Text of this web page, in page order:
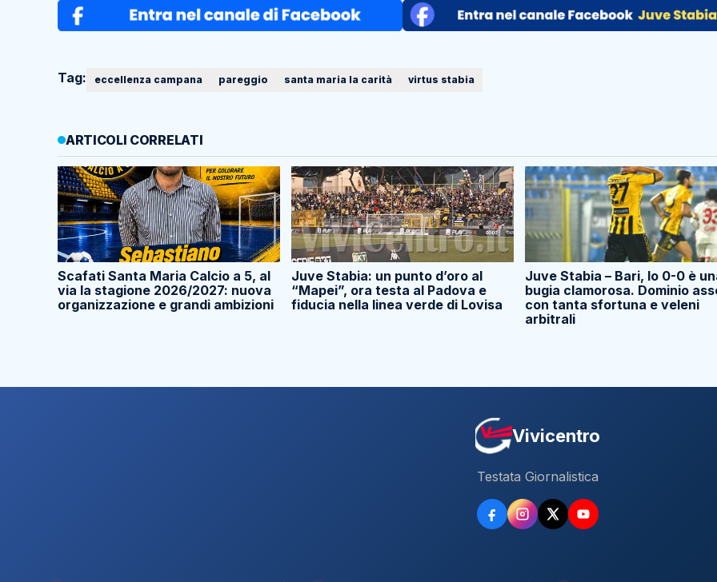
Tag: eccellenza campana pareggio santa maria la carità virtus stabia
ARTICOLI CORRELATI
Scafati Santa Maria Calcio a 5, al
via la stagione 2026/2027: nuova
organizzazione e grandi ambizioni
Juve Stabia: un punto d’oro al
“Mapei”, ora testa al Padova e
fiducia nella linea verde di Lovisa
Juve Stabia – Bari, lo 0-0 è
bugia clamorosa. Dominio
con tanta sfortuna e veleni
arbitrali
Vivicentro
Testata Giornalistica